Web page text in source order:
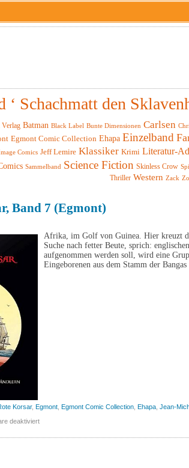
‘ Schachmatt den
Batman Black Label Bunte Dimensionen Carlsen
Egmont Comic Collection Ehapa Einzelband
Comics Jeff Lemire Klassiker Krimi Literatur-
Sammelband Science Fiction Skinless Crow
Thriller Western Zack
Band 7 (Egmont)
Afrika, im Golf von Guinea. Hier kreuzt
Suche nach fetter Beute, sprich:
aufgenommen werden soll, wird eine
Eingeborenen aus dem Stamm der
Korsar, Egmont Egmont Comic Collection Ehapa Jean-
deaktiviertfür